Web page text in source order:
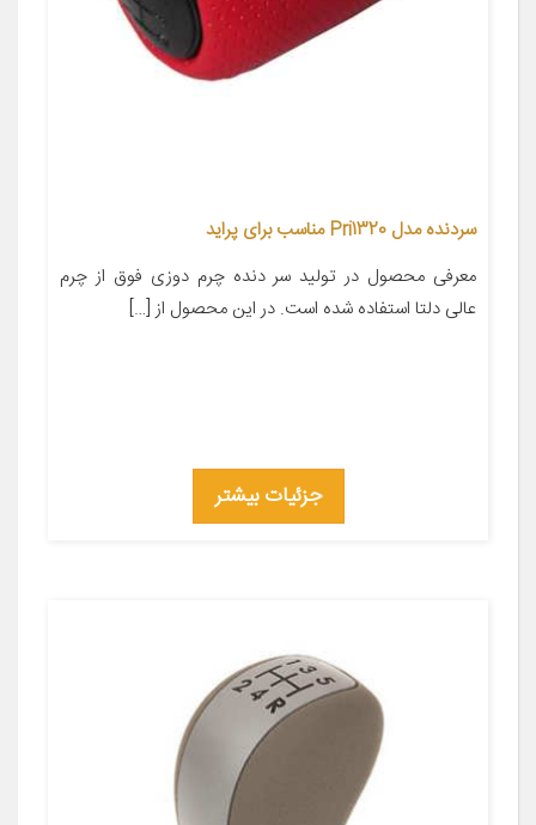
سردنده مدل Pri1320 مناسب برای پراید
معرفی محصول در تولید سر دنده چرم دوزی فوق از چرم
عالی دلتا استفاده شده است. در این محصول از […]
جزئیات بیشتر